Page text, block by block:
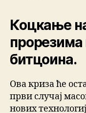
Коцкање
битцоина.
Ова криза ће
први случај
нових